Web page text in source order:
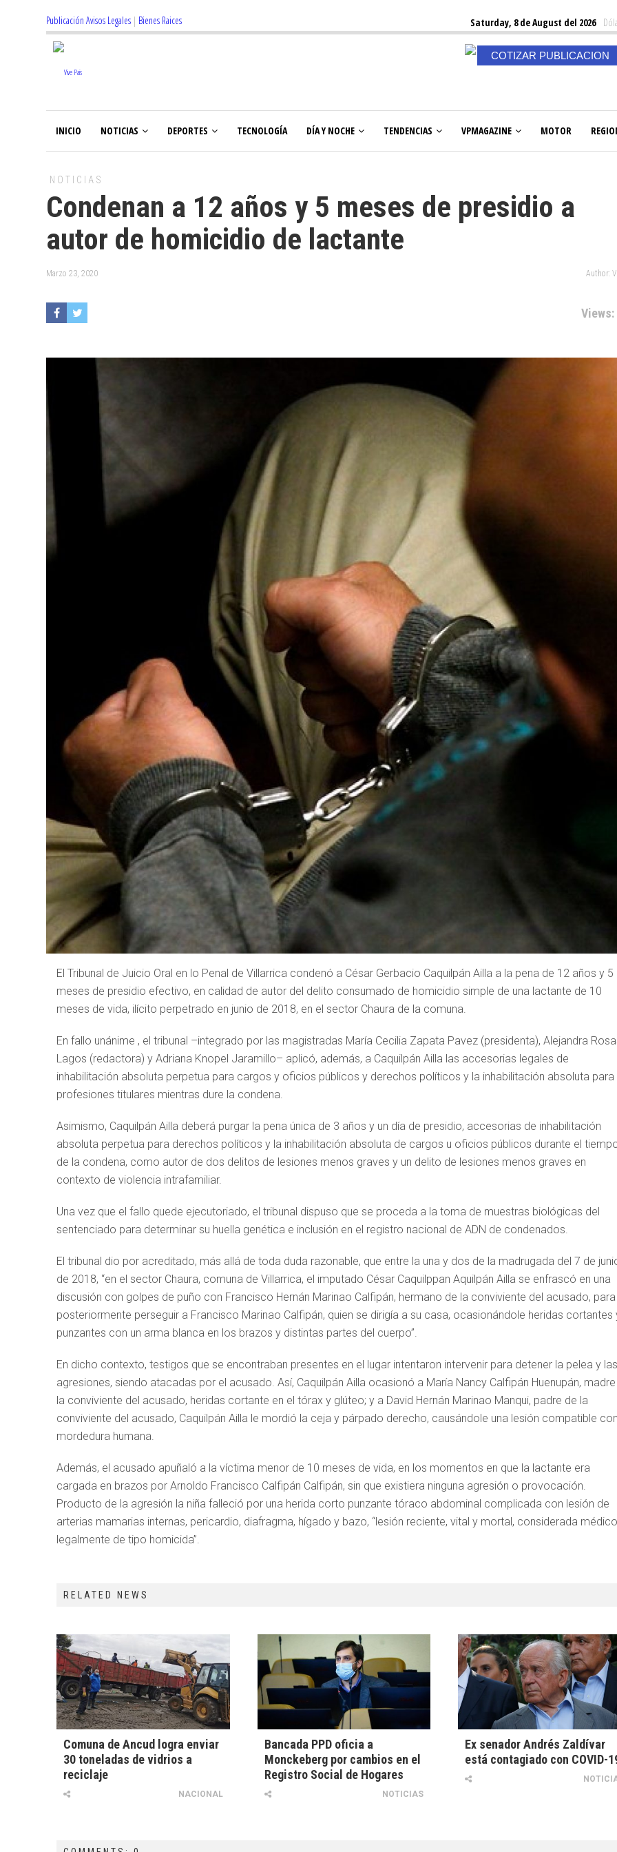
Publicación Avisos Legales | Bienes Raices Saturday, 8 de August del 2026
COTIZAR PUBLICACION
INICIO NOTICIAS DEPORTES TECNOLOGÍA DÍA Y NOCHE TENDENCIAS VPMAGAZINE MOTOR
NOTICIAS
Condenan a 12 años y 5 meses de presidio a
autor de homicidio de lactante
Marzo 23, 2020 Author:
Views:
El Tribunal de Juicio Oral en lo Penal de Villarrica condenó a César Gerbacio Caquilpán Ailla a la pena de 12 años y 5
meses de presidio efectivo, en calidad de autor del delito consumado de homicidio simple de una lactante de 10
meses de vida, ilícito perpetrado en junio de 2018, en el sector Chaura de la comuna.
En fallo unánime , el tribunal –integrado por las magistradas María Cecilia Zapata Pavez (presidenta), Alejandra
Lagos (redactora) y Adriana Knopel Jaramillo– aplicó, además, a Caquilpán Ailla las accesorias legales de
inhabilitación absoluta perpetua para cargos y oficios públicos y derechos políticos y la inhabilitación absoluta para
profesiones titulares mientras dure la condena.
Asimismo, Caquilpán Ailla deberá purgar la pena única de 3 años y un día de presidio, accesorias de inhabilitación
absoluta perpetua para derechos políticos y la inhabilitación absoluta de cargos u oficios públicos durante el
de la condena, como autor de dos delitos de lesiones menos graves y un delito de lesiones menos graves en
contexto de violencia intrafamiliar.
Una vez que el fallo quede ejecutoriado, el tribunal dispuso que se proceda a la toma de muestras biológicas del
sentenciado para determinar su huella genética e inclusión en el registro nacional de ADN de condenados.
El tribunal dio por acreditado, más allá de toda duda razonable, que entre la una y dos de la madrugada del 7 de
de 2018, “en el sector Chaura, comuna de Villarrica, el imputado César Caquilppan Aquilpán Ailla se enfrascó en una
discusión con golpes de puño con Francisco Hernán Marinao Calfipán, hermano de la conviviente del acusado, para
posteriormente perseguir a Francisco Marinao Calfipán, quien se dirigía a su casa, ocasionándole heridas cortantes
punzantes con un arma blanca en los brazos y distintas partes del cuerpo”.
En dicho contexto, testigos que se encontraban presentes en el lugar intentaron intervenir para detener la pelea y las
agresiones, siendo atacadas por el acusado. Así, Caquilpán Ailla ocasionó a María Nancy Calfipán Huenupán,
la conviviente del acusado, heridas cortante en el tórax y glúteo; y a David Hernán Marinao Manqui, padre de la
conviviente del acusado, Caquilpán Ailla le mordió la ceja y párpado derecho, causándole una lesión compatible
mordedura humana.
Además, el acusado apuñaló a la víctima menor de 10 meses de vida, en los momentos en que la lactante era
cargada en brazos por Arnoldo Francisco Calfipán Calfipán, sin que existiera ninguna agresión o provocación.
Producto de la agresión la niña falleció por una herida corto punzante tóraco abdominal complicada con lesión de
arterias mamarias internas, pericardio, diafragma, hígado y bazo, “lesión reciente, vital y mortal, considerada médico
legalmente de tipo homicida”.
RELATED NEWS
Comuna de Ancud logra enviar
30 toneladas de vidrios a
reciclaje
NACIONAL
Bancada PPD oficia a
Monckeberg por cambios en el
Registro Social de Hogares
NOTICIAS
Ex senador Andrés Zaldívar
está contagiado con COVID-